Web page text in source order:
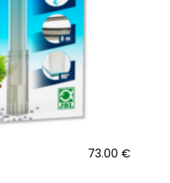
73.00 €